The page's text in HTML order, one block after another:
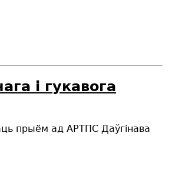
і гукавога
прыём ад АРТПС Даўгінава